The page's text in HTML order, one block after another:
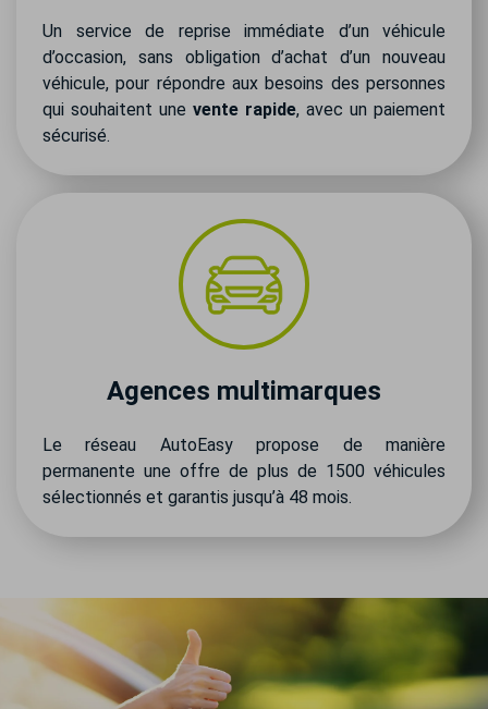
Un service de reprise immédiate d’un véhicule
d’occasion, sans obligation d’achat d’un nouveau
véhicule, pour répondre aux besoins des personnes
qui souhaitent une vente rapide, avec un paiement
sécurisé.
Agences multimarques
Le réseau AutoEasy propose de manière
permanente une offre de plus de 1500 véhicules
sélectionnés et garantis jusqu’à 48 mois.